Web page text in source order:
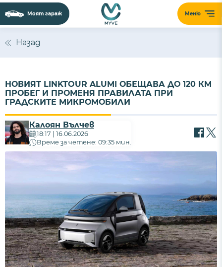
Сайтът използва 'бисквитки' (cookies) с
цел безпроблемно функциониране,
сайта, Вие приемате нашитеПолитика за
бисквиткииПолитика за поверителност
ПРИЕМАМ
Меню
Моят гараж
Назад
НОВИЯТ LINKTOUR ALUMI ОБЕЩАВА ДО 120 КМ
ПРОБЕГ И ПРОМЕНЯ ПРАВИЛАТА ПРИ
ГРАДСКИТЕ МИКРОМОБИЛИ
Калоян Вълчев
18:17 | 16.06.2026
Време за четене: 09:35 мин.